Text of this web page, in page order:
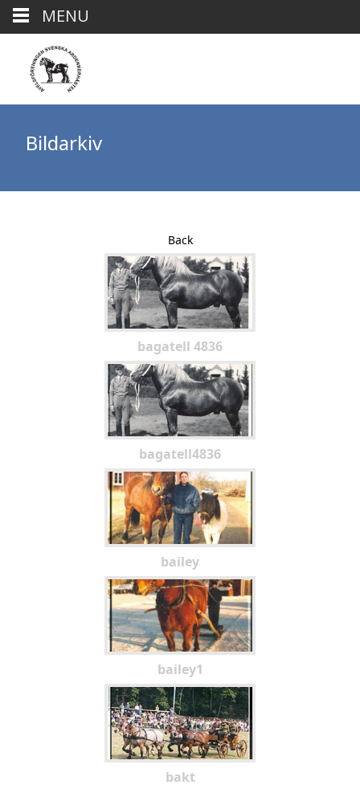
Bildarkiv
Back
bagatell 4836
bagatell4836
bailey
bailey1
bakt
MENU